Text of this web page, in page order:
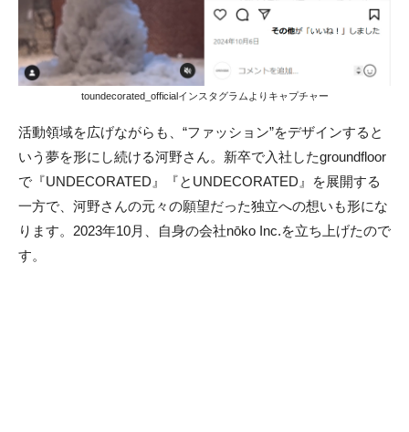
toundecorated_officialインスタグラムよりキャプチャー
活動領域を広げながらも、“ファッション”をデザインすると
いう夢を形にし続ける河野さん。新卒で入社したgroundfloor
で『UNDECORATED』『とUNDECORATED』を展開する
一方で、河野さんの元々の願望だった独立への想いも形にな
ります。2023年10月、自身の会社nōko Inc.を立ち上げたので
す。